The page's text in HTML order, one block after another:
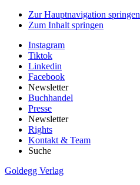
Zur Hauptnavigation springen
Zum Inhalt springen
Instagram
Tiktok
Linkedin
Facebook
Newsletter
Buchhandel
Presse
Newsletter
Rights
Kontakt & Team
Suche
Goldegg Verlag